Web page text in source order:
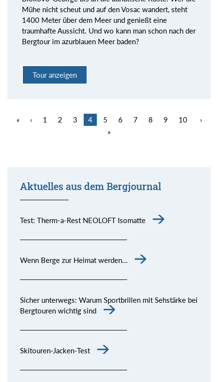
Mühe nicht scheut und auf den Vosac wandert, steht
1400 Meter über dem Meer und genießt eine
traumhafte Aussicht. Und wo kann man schon nach der
Bergtour im azurblauen Meer baden?
Tour anzeigen
« ‹ 1 2 3 4 5 6 7 8 9 10
›
»
Aktuelles aus dem Bergjournal
Test: Therm-a-Rest NEOLOFT Isomatte
Wenn Berge zur Heimat werden…
Sicher unterwegs: Warum Sportbrillen mit Sehstärke bei
Bergtouren wichtig sind
Skitouren-Jacken-Test